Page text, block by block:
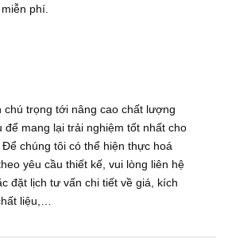
phí.
chú trọng tới nâng cao chất lượng
để mang lại trải nghiệm tốt nhất cho
chúng tôi có thể hiện thực hoá
yêu cầu thiết kế, vui lòng liên hệ
đặt lịch tư vấn chi tiết về giá, kích
liệu,…